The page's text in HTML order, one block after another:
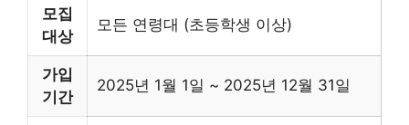
모집
대상
모든 연령대 (초등학생 이상)
가입
기간
2025년 1월 1일 ~ 2025년 12월 31일